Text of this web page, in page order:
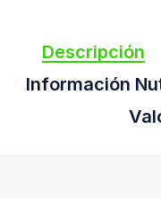
Descripción
Información